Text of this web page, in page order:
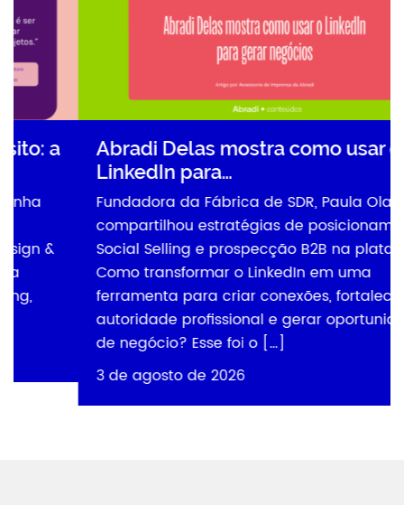
Abradi Delas mostra como usar o
LinkedIn para…
Fundadora da Fábrica de SDR, Paula Olaf
compartilhou estratégias de posicionamento,
Social Selling e prospecção B2B na plataforma
Como transformar o LinkedIn em uma
ferramenta para criar conexões, fortalecer a
autoridade profissional e gerar oportunidades
de negócio? Esse foi o […]
3 de agosto de 2026